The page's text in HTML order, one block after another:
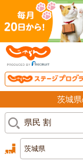
茨城
茨城県